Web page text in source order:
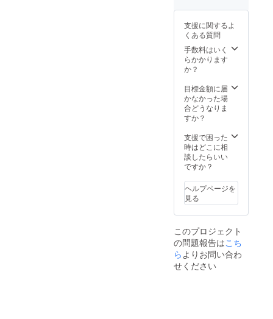
ださ
い。 ※
多くの
応援購
入をい
ただい
効率が
向上し
販売価
る場合
があり
ます。
あらか
了承く
い。
送状況
により
遅れる
可能性
もござ
いま
の価格
となり
ます。
デザイ
ンに関
しまし
ては一
になる
もござ
いま
了承く
ださ
い。 ※
多くの
ザプ
レート
取手・
付属結
束ベル
ト×2
長235.6
㎜ 幅
300㎜
×48㎜ ※
お届け
時期
は、生
送状況
により
遅れる
可能性
いま
す。 ※
送料込
の価格
となり
横板
端）
×2・底
板
ル
（上）
・ ロス
・ピザ
プレー
ト・
金物
×2・五
徳
（大）
徳
（小）
×2・ピ
ザプ
レート
支援に関するよ
くある質問
手数料はいく
らかかります
か？
目標金額に届
かなかった場
合どうなりま
すか？
支援で困った
時はどこに相
談したらいい
ですか？
ヘルプページを
見る
このプロジェクト
の問題報告はこち
らよりお問い合わ
せください